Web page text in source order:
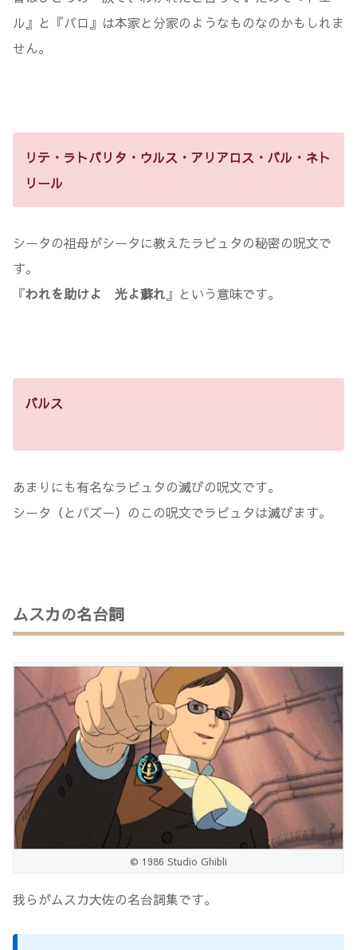
ル』と『パロ』は本家と分家のようなものなのかもしれま
せん。
リテ・ラトバリタ・ウルス・アリアロス・バル・ネト
リール
シータの祖母がシータに教えたラピュタの秘密の呪文で
す。
『われを助けよ 光よ蘇れ』という意味です。
バルス
あまりにも有名なラピュタの滅びの呪文です。
シータ（とパズー）のこの呪文でラピュタは滅びます。
ムスカの名台詞
© 1986 Studio Ghibli
我らがムスカ大佐の名台詞集です。